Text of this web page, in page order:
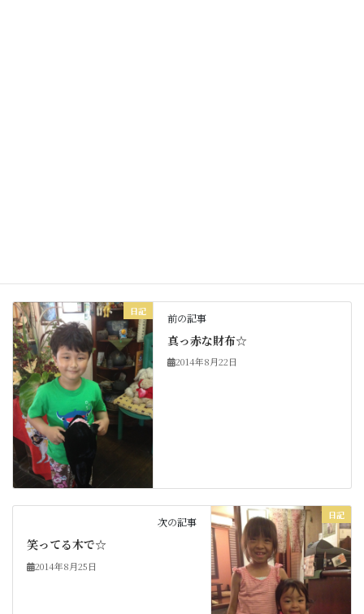
日記
前の記事
真っ赤な財布☆
2014年8月22日
日記
次の記事
笑ってる木で☆
2014年8月25日